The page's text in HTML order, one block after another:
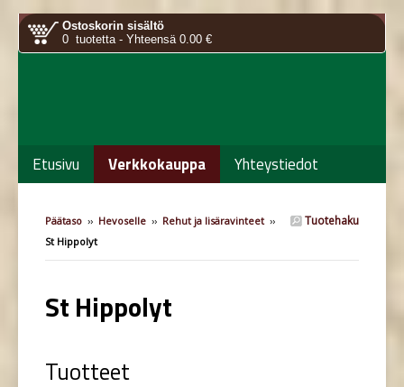
Ostoskorin sisältö
0 tuotetta - Yhteensä 0.00 €
Etusivu Verkkokauppa Yhteystiedot
Tuotehaku
Päätaso ›› Hevoselle ›› Rehut ja lisäravinteet››
St Hippolyt
St Hippolyt
Tuotteet